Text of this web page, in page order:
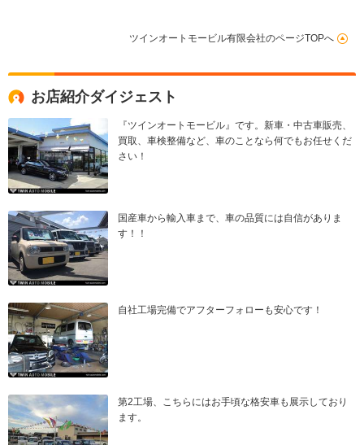
ツインオートモービル有限会社のページTOPへ
お店紹介ダイジェスト
『ツインオートモービル』です。新車・中古車販売、
買取、車検整備など、車のことなら何でもお任せくだ
さい！
国産車から輸入車まで、車の品質には自信がありま
す！！
自社工場完備でアフターフォローも安心です！
第2工場、こちらにはお手頃な格安車も展示しており
ます。